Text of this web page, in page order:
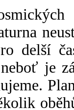
delší
je